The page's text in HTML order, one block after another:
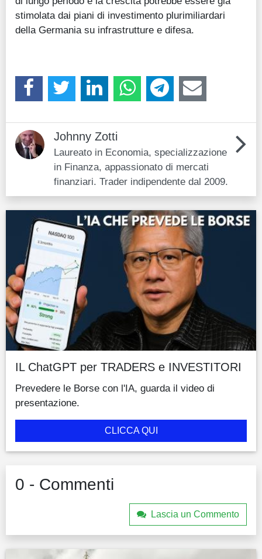
stimolata dai piani di investimento plurimiliardari
della Germania su infrastrutture e difesa.
Johnny Zotti
Laureato in Economia, specializzazione
in Finanza, appassionato di mercati
finanziari. Trader indipendente dal 2009.
IL ChatGPT per TRADERS e INVESTITORI
Prevedere le Borse con l'IA, guarda il video di
presentazione.
CLICCA QUI
0 - Commenti
Lascia un Commento